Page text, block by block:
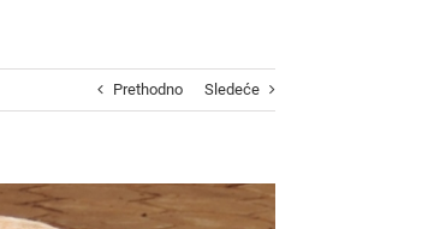
Prethodno Sledeće